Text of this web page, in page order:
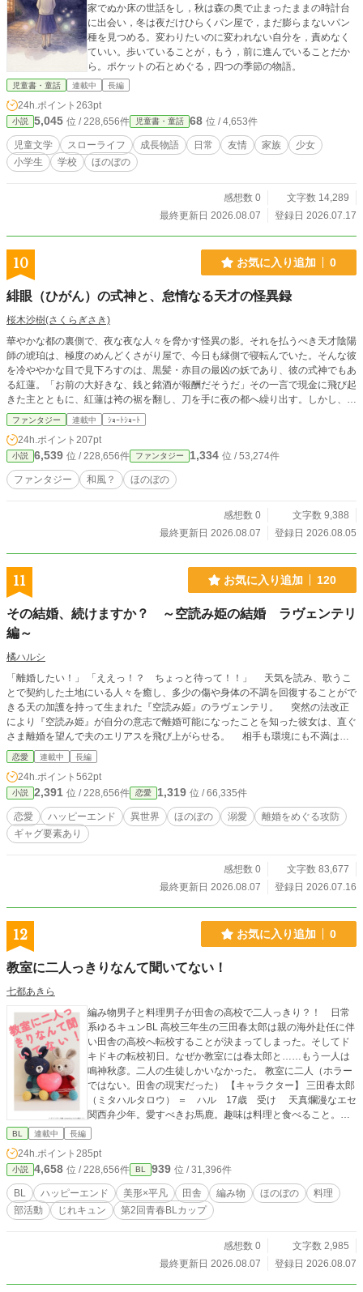
家でぬか床の世話をし，秋は森の奥で止まったままの時計台
に出会い，冬は夜だけひらくパン屋で，まだ膨らまないパン
種を見つめる。変わりたいのに変われない自分を，責めなく
ていい。歩いていることが，もう，前に進んでいることだか
ら。ポケットの石とめぐる，四つの季節の物語。
児童書・童話 連載中 長編
24h.ポイント 263pt
小説 5,045 位 / 228,656件 児童書・童話 68 位 / 4,653件
児童文学 スローライフ 成長物語 日常 友情 家族
少女
小学生
学校 ほのぼの
感想数 0
文字数 14,289
最終更新日 2026.08.07
登録日 2026.07.17
10 お気に入り追加 0
緋眼（ひがん）の式神と、怠惰なる天才の怪異録
桜木沙樹(さくらぎさき)
華やかな都の裏側で、夜な夜な人々を脅かす怪異の影。それを払うべき天才陰陽
師の琥珀は、極度のめんどくさがり屋で、今日も縁側で寝転んでいた。そんな彼
を冷ややかな目で見下ろすのは、黒髪・赤目の最凶の妖であり、彼の式神でもあ
る紅蓮。「お前の大好きな、銭と銘酒が報酬だそうだ」その一言で現金に飛び起
きた主とともに、紅蓮は袴の裾を翻し、刀を手に夜の都へ繰り出す。しかし、た
だの「都の怪異事件」だと思われた影食い退治の裏には、都を揺るがす巨大な呪
詛の陰謀が隠されていた――。やる気ゼロの天才と、最強のひねくれ妖コンビが
織りなす、爽快和風ファンタジー活劇！
ファンタジー 連載中 ｼｮｰﾄｼｮｰﾄ
24h.ポイント 207pt
小説 6,539 位 / 228,656件 ファンタジー 1,334 位 / 53,274件
ファンタジー 和風？ ほのぼの
感想数 0
文字数 9,388
最終更新日 2026.08.07
登録日 2026.08.05
11 お気に入り追加 120
その結婚、続けますか？ ～空読み姫の結婚 ラヴェンテリ
編～
橘ハルシ
「離婚したい！」 「ええっ！？ ちょっと待って！！」 天気を読み、歌うこ
とで契約した土地にいる人々を癒し、多少の傷や身体の不調を回復することがで
きる天の加護を持って生まれた『空読み姫』のラヴェンテリ。 突然の法改正
により『空読み姫』が自分の意志で離婚可能になったことを知った彼女は、直ぐ
さま離婚を望んで夫のエリアスを飛び上がらせる。 相手も環境にも不満はな
いのだけど、とにかく離婚したいラヴェンテリと、いきなり謎の理由で離婚を突
きつけられ、動揺しながらも離婚へ突き進もうとする妻をうまく言いくるめ誘導
しながら離婚回避に努めるエリアス。 元気で真面目に猪突猛進な妻と、そん
な妻を愛するちょっと腹黒策謀家な夫が日々離婚に向けて攻防を繰り広げるお話
です。 全26話。本編完結まで書き終わっており、毎日1話投稿予定です。
シリーズ作として『空読み姫の結婚』がありますが、主人公が違いますので読ん
でいなくても問題ありません。さらっと見ていただけたら嬉しいです。『空読み
恋愛 連載中 長編
24h.ポイント 562pt
小説 2,391 位 / 228,656件 恋愛 1,319 位 / 66,335件
恋愛 ハッピーエンド 異世界 ほのぼの 溺愛
離婚をめぐる攻防
ギャグ要素あり
感想数 0
文字数 83,677
最終更新日 2026.08.07
登録日 2026.07.16
12 お気に入り追加 0
教室に二人っきりなんて聞いてない！
七都あきら
編み物男子と料理男子が田舎の高校で二人っきり？！ 日常
系ゆるキュンBL 高校三年生の三田春太郎は親の海外赴任に伴
い田舎の高校へ転校することが決まってしまった。そしてド
キドキの転校初日。なぜか教室には春太郎と……もう一人は
鳴神秋彦。二人の生徒しかいなかった。 教室に二人（ホラー
ではない。田舎の現実だった） 【キャラクター】 三田春太郎
（ミタハルタロウ） ＝ ハル 17歳 受け 天真爛漫なエセ
関西弁少年。愛すべきお馬鹿。趣味は料理と食べること。ド
田舎の祖母の家で暮らすことになった田舎暮らし初心者。 田
トの鳴神くんに子犬みたいに懐いている。 鳴神秋彦 (ナルカ
ミアキヒコ) ＝ 鳴神くん 17歳 攻め 春太郎のクラスメ
イト。黒髪美形の優等生。家は神社で春太郎のご近所さん。
周りから慕われている人気者。ちょっと心配性なお兄ちゃん
タイプ。都会から転校してくる春太郎と仲良くなりたくて方
BL 連載中 長編
24h.ポイント 285pt
小説 4,658 位 / 228,656件 BL 939 位 / 31,396件
BL ハッピーエンド 美形×平凡 田舎 編み物 ほのぼの
料理
部活動
じれキュン 第2回青春BLカップ
感想数 0
文字数 2,985
最終更新日 2026.08.07
登録日 2026.08.07